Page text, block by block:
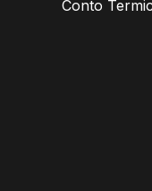
Conto